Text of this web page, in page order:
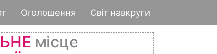
Оголошення Світ навкруги
місце